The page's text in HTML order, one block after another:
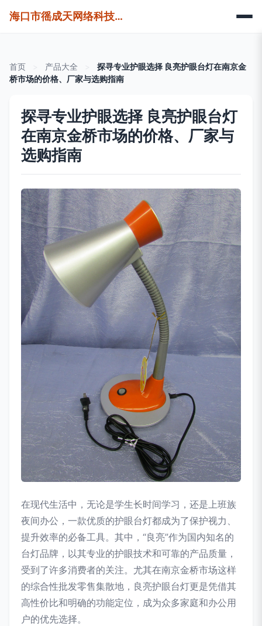
海口市徭成天网络科技有限公司
首页 产品大全
探寻专业护眼选择 良亮护眼台灯在南京金
桥市场的价格、厂家与选购指南
探寻专业护眼选择 良亮护眼台灯
在南京金桥市场的价格、厂家与
选购指南
在现代生活中，无论是学生长时间学习，还是上班族
夜间办公，一款优质的护眼台灯都成为了保护视力、
提升效率的必备工具。其中，“良亮”作为国内知名的
台灯品牌，以其专业的护眼技术和可靠的产品质量，
受到了许多消费者的关注。尤其在南京金桥市场这样
的综合性批发零售集散地，良亮护眼台灯更是凭借其
高性价比和明确的功能定位，成为众多家庭和办公用
户的优先选择。